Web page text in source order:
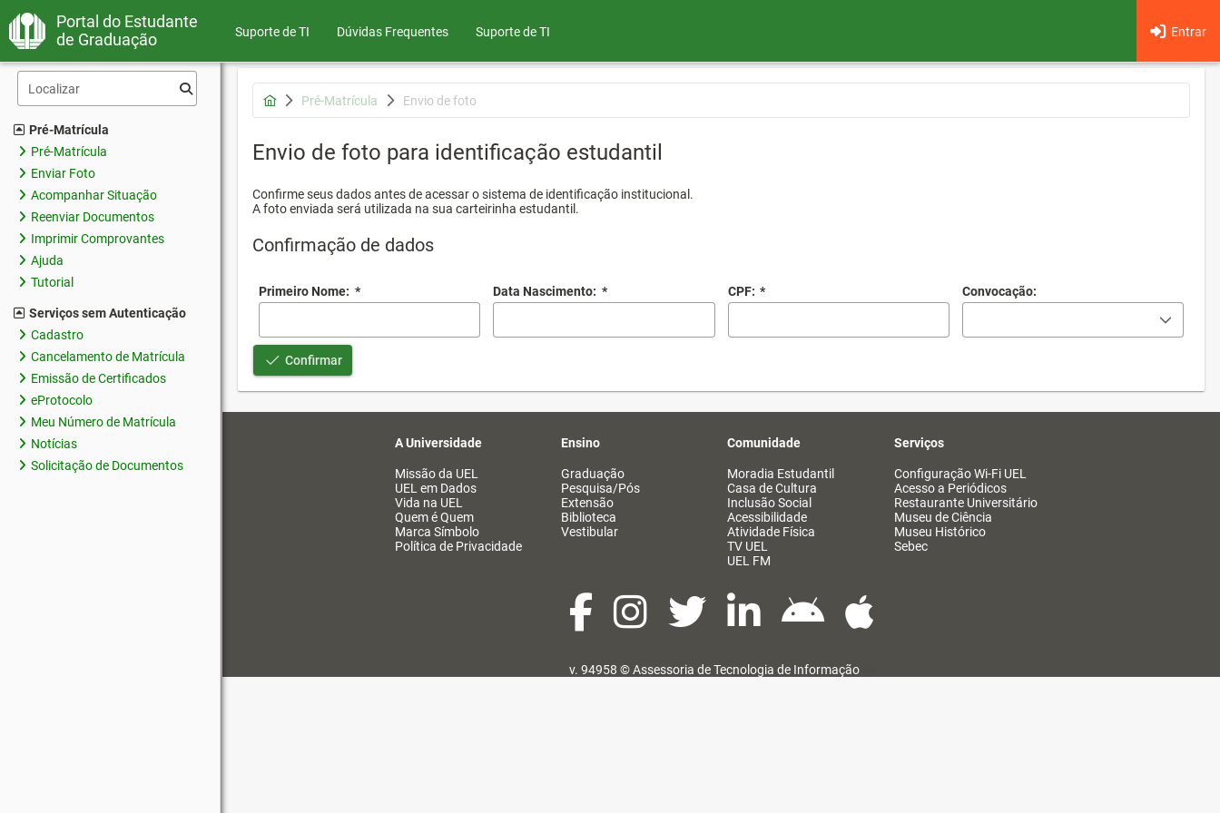
Portal do Estudante
de Graduação
Suporte de TI Dúvidas Frequentes Entrar
Suporte de TI
Pré-Matrícula
Pré-Matrícula
Enviar Foto
Acompanhar Situação
Reenviar Documentos
Imprimir Comprovantes
Ajuda
Tutorial
Serviços sem Autenticação
Cadastro
Cancelamento de Matrícula
Emissão de Certificados
eProtocolo
Meu Número de Matrícula
Notícias
Solicitação de Documentos
Pré-Matrícula Envio de foto
Envio de foto para identificação estudantil
Confirme seus dados antes de acessar o sistema de identificação institucional.
A foto enviada será utilizada na sua carteirinha estudantil.
Confirmação de dados
Primeiro Nome: * Data Nascimento: * CPF: * Convocação:
Confirmar
A Universidade
Missão da UEL
UEL em Dados
Vida na UEL
Quem é Quem
Marca Símbolo
Política de Privacidade
Ensino
Graduação
Pesquisa/Pós
Extensão
Biblioteca
Vestibular
Comunidade
Moradia Estudantil
Casa de Cultura
Inclusão Social
Acessibilidade
Atividade Física
TV UEL
UEL FM
Serviços
Configuração Wi-Fi UEL
Acesso a Periódicos
Restaurante Universitário
Museu de Ciência
Museu Histórico
Sebec
v. 94958 ©Assessoria de Tecnologia de Informação